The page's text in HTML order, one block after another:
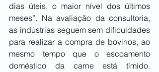
dias úteis, o maior nível dos últimos
meses”. Na avaliação da consultoria,
as indústrias seguem sem dificuldades
para realizar a compra de bovinos, ao
mesmo tempo que o escoamento
doméstico da carne está tímido.